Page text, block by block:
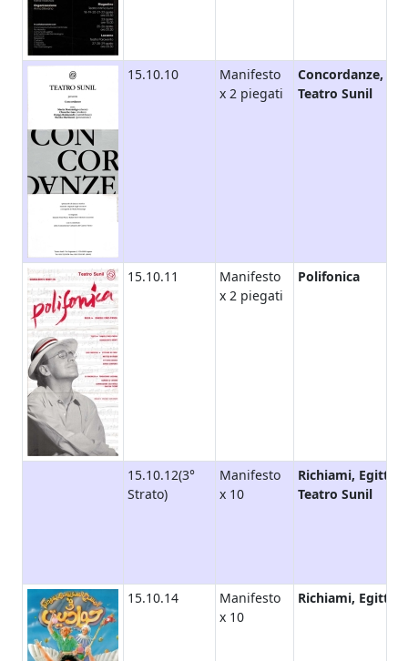
15.10.10
Manifesto
x 2 piegati
Concordanze,
Teatro Sunil
15.10.11
Manifesto
x 2 piegati
Polifonica
15.10.12(3°
Strato)
Manifesto
x 10
Richiami, Egitto,
Teatro Sunil
15.10.14
Manifesto
x 10
Richiami, Egitto